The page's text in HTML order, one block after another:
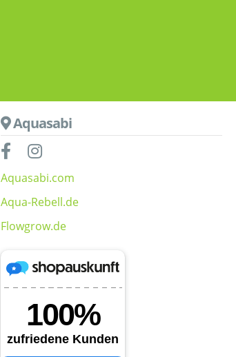
Aquasabi
Aquasabi.com
Aqua-Rebell.de
Flowgrow.de